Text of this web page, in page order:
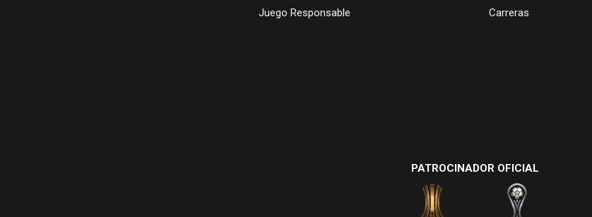
Juego Responsable
Carreras
PATROCINADOR OFICIAL